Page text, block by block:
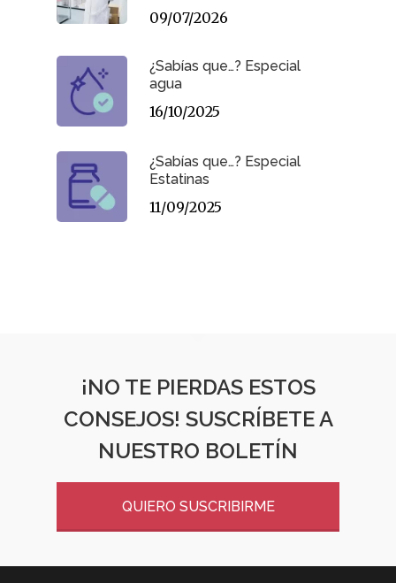
09/07/2026
¿Sabías que…? Especial
agua
16/10/2025
¿Sabías que…? Especial
Estatinas
11/09/2025
¡NO TE PIERDAS ESTOS
CONSEJOS! SUSCRÍBETE A
NUESTRO BOLETÍN
QUIERO SUSCRIBIRME